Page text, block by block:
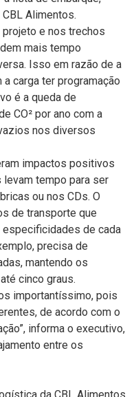
Alimentos.
e nos trechos
mais tempo
Isso em razão de a
carga ter programação
é a queda de
CO² por ano com a
nos diversos
impactos positivos
tempo para ser
ou nos CDs. O
de transporte que
de cada
precisa de
mantendo os
cinco graus.
importantíssimo, pois
de acordo com o
informa o executivo,
entre os